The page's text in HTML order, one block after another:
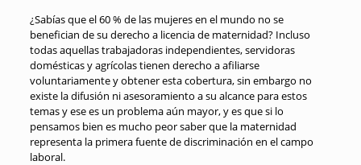
¿Sabías que el 60 % de las mujeres en el mundo no se
benefician de su derecho a licencia de maternidad? Incluso
todas aquellas trabajadoras independientes, servidoras
domésticas y agrícolas tienen derecho a afiliarse
voluntariamente y obtener esta cobertura, sin embargo no
existe la difusión ni asesoramiento a su alcance para estos
temas y ese es un problema aún mayor, y es que si lo
pensamos bien es mucho peor saber que la maternidad
representa la primera fuente de discriminación en el campo
laboral.